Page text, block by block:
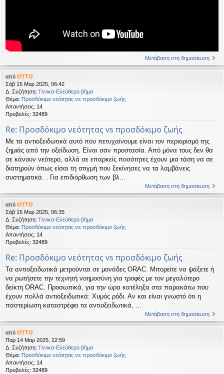
Μετάβαση στη δημοσίευση
από OTTO
Σάβ 15 Μαρ 2025, 06:42
Δ. Συζήτηση: Γενικα-Ελεύθερο βήμα
Θέμα: Προσδόκιμο νεότητας vs προσδόκιμο ζωής
Απαντήσεις: 14
Προβολές: 32489
Re: Προσδόκιμο νεότητας vs προσδόκιμο ζωής
Με τα αντιοξειδωτικά αυτό που πετυχαίνουμε είναι τον περιορισμό της
ζημιάς από την οξείδωση. Είναι σαν προστασία. Από μόνα τους δεν θα
σε κάνουν νεότερο, αλλά σε επαρκείς ποσότητες έχουν μια τάση να σε
διατηρούν όπως είσαι τη στιγμή που ξεκίνησες να τα λαμβάνεις
συστηματικά. . Για επιδιόρθωση των βλ...
Μετάβαση στη δημοσίευση
από OTTO
Σάβ 15 Μαρ 2025, 06:35
Δ. Συζήτηση: Γενικα-Ελεύθερο βήμα
Θέμα: Προσδόκιμο νεότητας vs προσδόκιμο ζωής
Απαντήσεις: 14
Προβολές: 32489
Re: Προσδόκιμο νεότητας vs προσδόκιμο ζωής
Τα αντιοξειδωτικά μετρούνται σε μονάδες ORAC. Μπορείτε να ψάξετε ή
να ρωτήσετε την τεχνητή νοημοσύνη για τροφές με τον μεγαλύτερο
δείκτη ORAC. Προσωπικά, για την ώρα κατέληξα στα παρακάτω που
έχουν πολλά αντιοξειδωτικά: Χυμός ρόδι. Αν και είναι γνωστό ότι η
παστερίωση καταστρέφει τα αντιοξειδωτικά, ...
Μετάβαση στη δημοσίευση
από OTTO
Παρ 14 Μαρ 2025, 22:59
Δ. Συζήτηση: Γενικα-Ελεύθερο βήμα
Θέμα: Προσδόκιμο νεότητας vs προσδόκιμο ζωής
Απαντήσεις: 14
Προβολές: 32489